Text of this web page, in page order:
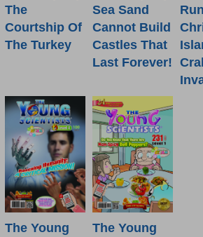
The
Courtship Of
The Turkey
Sea Sand
Cannot Build
Castles That
Last Forever!
The Young The Young